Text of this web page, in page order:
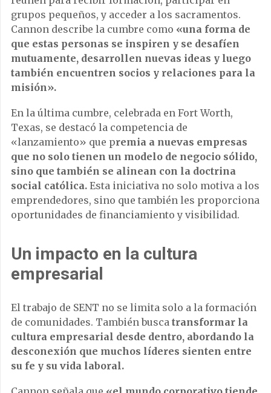
grupos pequeños, y acceder a los sacramentos.
Cannon describe la cumbre como «una forma de
que estas personas se inspiren y se desafíen
mutuamente, desarrollen nuevas ideas y luego
también encuentren socios y relaciones para la
misión».
En la última cumbre, celebrada en Fort Worth,
Texas, se destacó la competencia de
«lanzamiento» que premia a nuevas empresas
que no solo tienen un modelo de negocio sólido,
sino que también se alinean con la doctrina
social católica. Esta iniciativa no solo motiva a los
emprendedores, sino que también les proporciona
oportunidades de financiamiento y visibilidad.
Un impacto en la cultura
empresarial
El trabajo de SENT no se limita solo a la formación
de comunidades. También busca transformar la
cultura empresarial desde dentro, abordando la
desconexión que muchos líderes sienten entre
su fe y su vida laboral.